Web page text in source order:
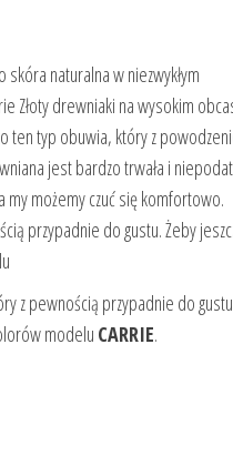
naturalna w niezwykłym
Złoty drewniaki na wysokim
ten typ obuwia, który z
jest bardzo trwała i
my możemy czuć się komfortowo.
przypadnie do gustu. Żeby
z pewnością przypadnie do
modelu CARRIE.